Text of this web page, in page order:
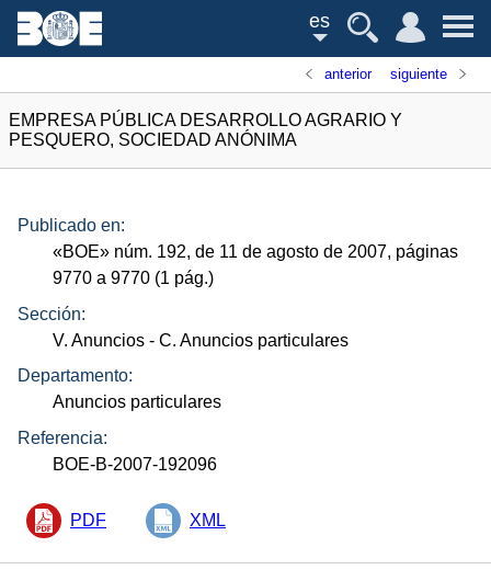
es
anterior siguiente
EMPRESA PÚBLICA DESARROLLO AGRARIO Y
PESQUERO, SOCIEDAD ANÓNIMA
Publicado en:
«BOE» núm. 192, de 11 de agosto de 2007, páginas
9770 a 9770 (1 pág.)
Sección:
V. Anuncios - C. Anuncios particulares
Departamento:
Anuncios particulares
Referencia:
BOE-B-2007-192096
PDF XML